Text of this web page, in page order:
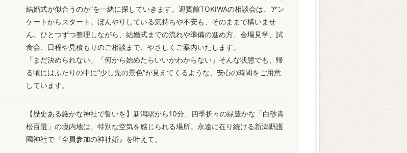
結婚式が似合うのか”を一緒に探していきます。迎賓館TOKIWAの相談会は、アン
ケートからスタート。ぼんやりしている気持ちや不安も、そのままで構いませ
ん。ひとつずつ整理しながら、結婚式までの流れや準備の進め方、会場見学、試
食会、日程や見積もりのご相談まで、やさしくご案内いたします。
「まだ決められない」「何から始めたらいいかわからない」そんな状態でも、帰
る頃にはふたりの中に“少し先の景色”が見えてくるような、安心の時間をご用意
しています。
【歴史ある厳かな神社で誓いを】新潟駅から10分、四季折々の緑豊かな「白砂青
松百選」の境内地は、特別な空気を感じられる場所。永遠に在り続ける新潟縣護
國神社で『全員参加の神社婚』を叶えて。